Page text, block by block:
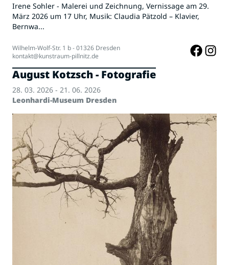
Irene Sohler - Malerei und Zeichnung, Vernissage am 29.
März 2026 um 17 Uhr, Musik: Claudia Pätzold – Klavier,
Bernwa...
Wilhelm-Wolf-Str. 1 b - 01326 Dresden
kontakt@kunstraum-pillnitz.de
August Kotzsch - Fotografie
28. 03. 2026 - 21. 06. 2026
Leonhardi-Museum Dresden